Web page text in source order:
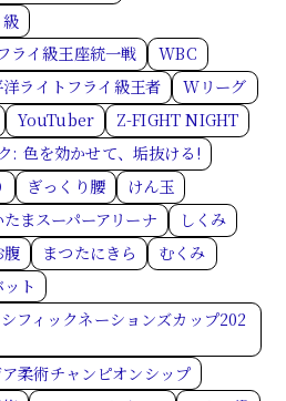
ライ級王座統一戦
WBC
ライトフライ級王者
Wリーグ
YouTuber
Z-FIGHT NIGHT
: 色を効かせて、垢抜ける!
ぎっくり腰
けん玉
たまスーパーアリーナ
しくみ
腹 まつたにきら
むくみ
ト
フィックネーションズカップ202
ア柔術チャンピオンシップ